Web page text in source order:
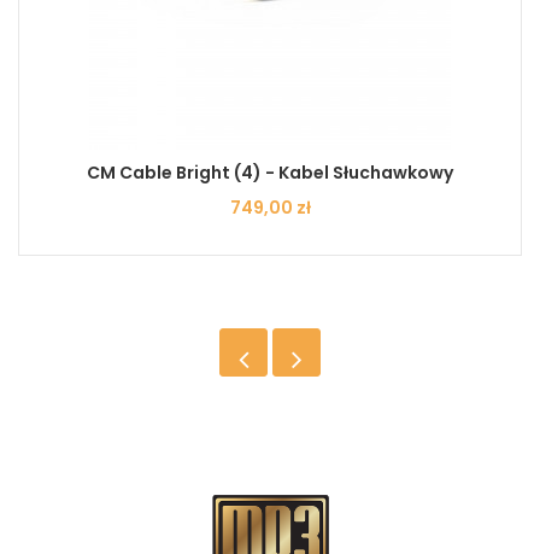
CM Cable Bright (4) - Kabel Słuchawkowy
Cena
749,00 zł